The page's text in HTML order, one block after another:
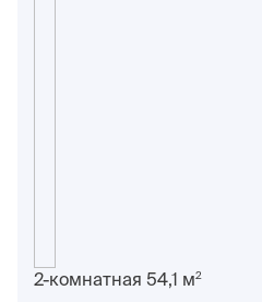
2-комнатная 54,1 м2